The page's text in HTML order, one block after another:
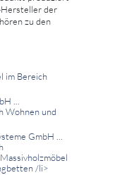
Hersteller der
zu den
im Bereich
...
Wohnen und
GmbH ...
/li>